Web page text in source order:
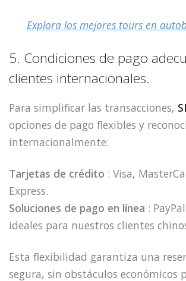
Explora los mejores tours en
5. Condiciones de pago
clientes internacionales.
Para simplificar las transacciones,
opciones de pago flexibles y
internacionalmente:
Tarjetas de crédito : Visa,
Express.
Soluciones de pago en línea :
ideales para nuestros clientes
Esta flexibilidad garantiza una
segura, sin obstáculos económicos